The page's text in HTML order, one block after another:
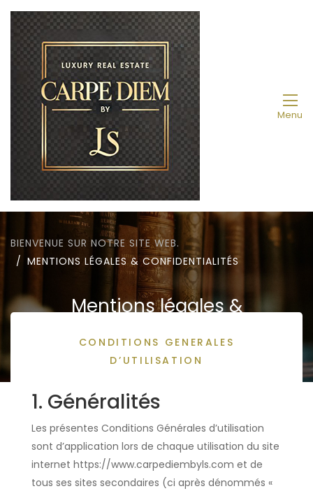
Menu
BIENVENUE SUR NOTRE SITE WEB.
MENTIONS LÉGALES & CONFIDENTIALITÉS
Mentions légales &
Confidentialités
CONDITIONS GENERALES
D’UTILISATION
1. Généralités
Les présentes Conditions Générales d’utilisation
sont d’application lors de chaque utilisation du site
internet https://www.carpediembyls.com et de
tous ses sites secondaires (ci après dénommés «